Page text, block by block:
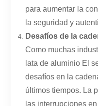
para aumentar la
la seguridad y
Desafíos de la
Como muchas
lata de aluminio El
desafíos en la
últimos tiempos. La
las interrupciones